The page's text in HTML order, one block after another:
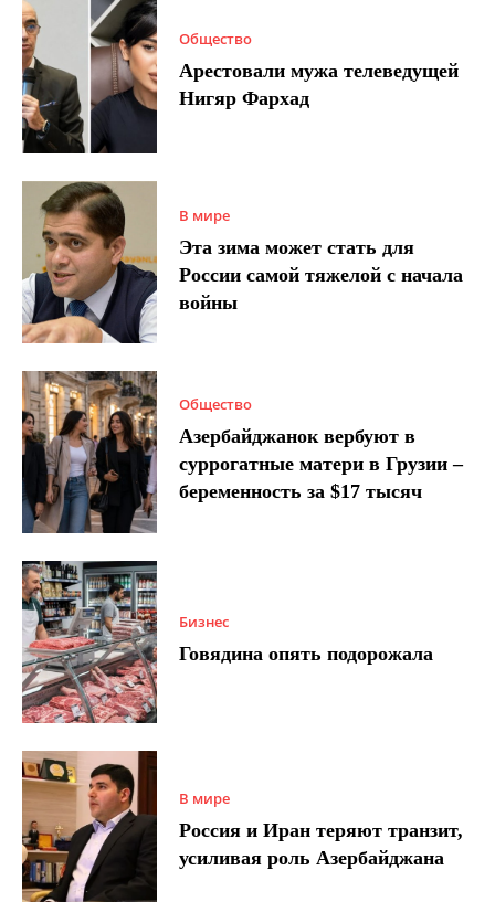
Общество
Арестовали мужа телеведущей
Нигяр Фархад
В мире
Эта зима может стать для
России самой тяжелой с начала
войны
Общество
Азербайджанок вербуют в
суррогатные матери в Грузии –
беременность за $17 тысяч
Бизнес
Говядина опять подорожала
В мире
Россия и Иран теряют транзит,
усиливая роль Азербайджана